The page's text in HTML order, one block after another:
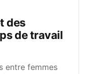
des
de travail
entre femmes